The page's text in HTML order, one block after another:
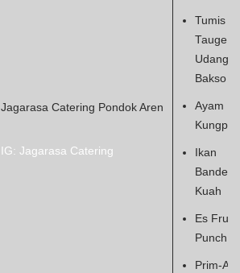
Jagarasa Catering Pondok Aren
IG: Jagarasa Catering
Tumis
Tauge
Udang
Bakso
Ayam
Ikan
Bandeng
Kuah
Es Fruit
Punch
Prim-A